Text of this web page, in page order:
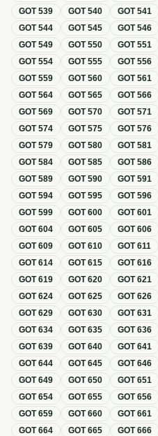
GOT539 GOT540 GOT541
GOT544 GOT545 GOT546
GOT549 GOT550 GOT551
GOT554 GOT555 GOT556
GOT559 GOT560 GOT561
GOT564 GOT565 GOT566
GOT569 GOT570 GOT571
GOT574 GOT575 GOT576
GOT579 GOT580 GOT581
GOT584 GOT585 GOT586
GOT589 GOT590 GOT591
GOT594 GOT595 GOT596
GOT599 GOT600 GOT601
GOT604 GOT605 GOT606
GOT609 GOT610 GOT611
GOT614 GOT615 GOT616
GOT619 GOT620 GOT621
GOT624 GOT625 GOT626
GOT629 GOT630 GOT631
GOT634 GOT635 GOT636
GOT639 GOT640 GOT641
GOT644 GOT645 GOT646
GOT649 GOT650 GOT651
GOT654 GOT655 GOT656
GOT659 GOT660 GOT661
GOT664 GOT665 GOT666